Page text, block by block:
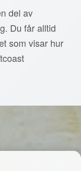
del av
Du får alltid
som visar hur